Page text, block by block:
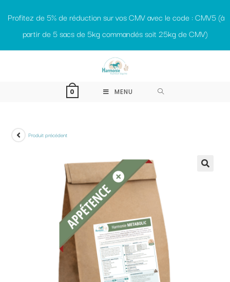
Profitez de 5% de réduction sur vos CMV avec le code : CMV5 (à
partir de 5 sacs de 5kg commandés soit 25kg de CMV)
0 MENU
Produit précédent